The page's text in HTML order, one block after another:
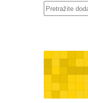
Pretražite